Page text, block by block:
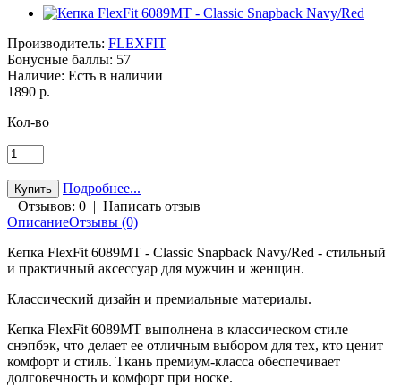
Производитель: FLEXFIT
Бонусные баллы: 57
Наличие: Есть в наличии
1890 р.
Кол-во
Подробнее...
Отзывов: 0 | Написать отзыв
ОписаниеОтзывы (0)
Кепка FlexFit 6089MT - Classic Snapback Navy/Red - стильный
и практичный аксессуар для мужчин и женщин.
Классический дизайн и премиальные материалы.
Кепка FlexFit 6089MT выполнена в классическом стиле
снэпбэк, что делает ее отличным выбором для тех, кто ценит
комфорт и стиль. Ткань премиум-класса обеспечивает
долговечность и комфорт при носке.